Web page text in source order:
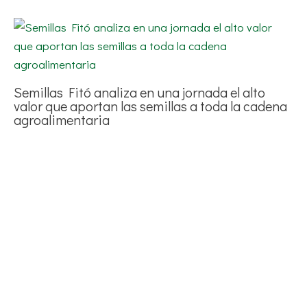
Semillas Fitó analiza en una jornada el alto
valor que aportan las semillas a toda la cadena
agroalimentaria